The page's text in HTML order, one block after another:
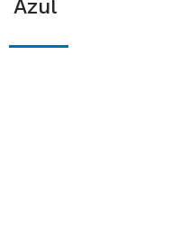
Azul